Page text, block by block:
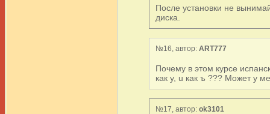
После установки не
диска.
№16, автор: ART777
Почему в этом курсе
как у, u как ъ ??? Может у
№17, автор: ok3101